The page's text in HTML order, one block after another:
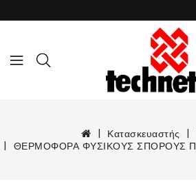
Κατασκευαστής
ΘΕΡΜΟΦΟΡΑ ΦΥΣΙΚΟΥΣ ΣΠΟΡΟΥΣ